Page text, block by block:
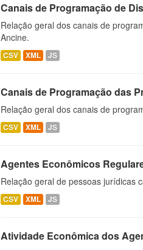
Canais de Programação de
Relação geral dos canais de
Ancine.
CSV XML JS
Canais de Programação das
Relação geral dos canais de
CSV XML JS
Agentes Econômicos
Relação geral de pessoas jurídicas
CSV XML JS
Atividade Econômica dos